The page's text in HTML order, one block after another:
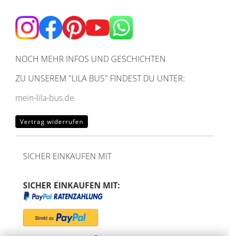
NOCH MEHR INFOS UND GESCHICHTEN
ZU UNSEREM "LILA BUS" FINDEST DU UNTER:
mein-lila-bus.de
Vertrag widerrufen
SICHER EINKAUFEN MIT
SICHER EINKAUFEN MIT: